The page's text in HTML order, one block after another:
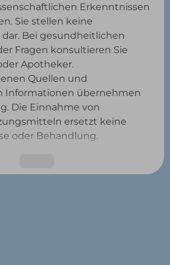
Erkenntnissen
Sie stellen keine
Bei gesundheitlichen
Fragen konsultieren Sie
Apotheker.
Quellen und
Informationen übernehmen
Die Einnahme von
ersetzt keine
oder Behandlung.